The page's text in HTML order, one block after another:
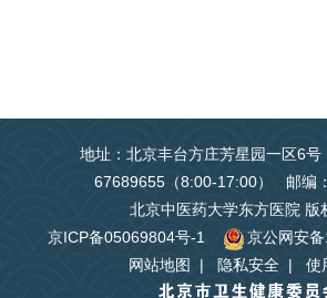
地址：北京丰台方庄芳星园一区6
67689655（8:00-17:00） 邮编
北京中医药大学东方医院 版
京ICP备05069804号-1
京公网安
网站地图
| 隐私安全 | 使